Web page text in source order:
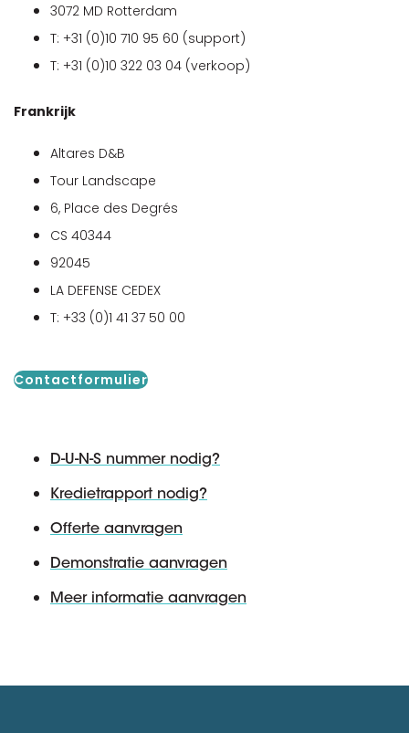
3072 MD Rotterdam
T: +31 (0)10 710 95 60 (support)
T: +31 (0)10 322 03 04 (verkoop)
Frankrijk
Altares D&B
Tour Landscape
6, Place des Degrés
CS 40344
92045
LA DEFENSE CEDEX
T: +33 (0)1 41 37 50 00
Contactformulier
D-U-N-S nummer nodig?
Kredietrapport nodig?
Offerte aanvragen
Demonstratie aanvragen
Meer informatie aanvragen